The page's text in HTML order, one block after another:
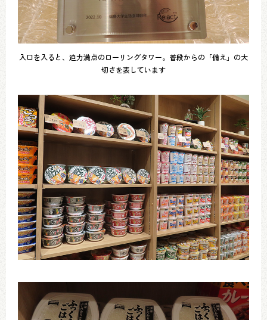
入口を入ると、迫力満点のローリングタワー。普段からの「備え」の大
切さを表しています